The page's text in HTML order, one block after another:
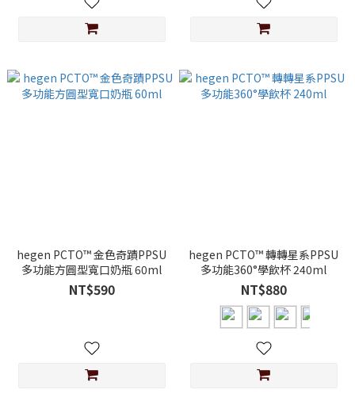
hegen PCTO™ 金色奇蹟PPSU
多功能方圓型寬口奶瓶 60ml
NT$590
hegen PCTO™ 轉轉星系PPSU
多功能360°學飲杯 240ml
NT$880